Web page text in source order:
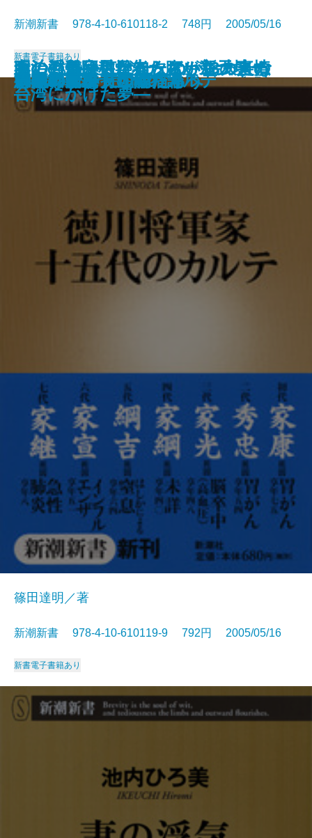
あの戦争は何だったのか―大人の
ための歴史教科書―
ヘミングウェイの言葉
音楽ライターが、書けなかった話
カラフル・イングリッシュ
会社は誰のものか
観光都市 江戸の誕生
被差別の食卓
もしも義経にケータイがあったな
ら
政治の数字―日本一腹が立つデー
タブック―
自閉症の子を持って
新潮新書 978-4-10-610118-2 748円 2005/05/16
新書電子書籍あり
徳川将軍家十五代のカルテ
篠田達明／著
新潮新書 978-4-10-610119-9 792円 2005/05/16
新書電子書籍あり
妻の浮気―男が知らない13の事情
―
野垂れ死に
「裸のサル」の幸福論
そんな言い方ないだろう
ジャンケン文明論
14歳の子を持つ親たちへ
愚問の骨頂
日本の国境
明治の冒険科学者たち―新天地・
台湾にかけた夢―